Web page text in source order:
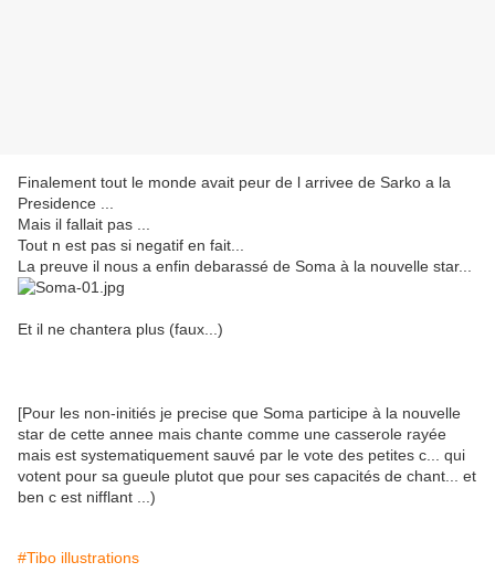
Finalement tout le monde avait peur de l arrivee de Sarko a la
Presidence ...
Mais il fallait pas ...
Tout n est pas si negatif en fait...
La preuve il nous a enfin debarassé de Soma à la nouvelle star...
Et il ne chantera plus (faux...)
[Pour les non-initiés je precise que Soma participe à la nouvelle
star de cette annee mais chante comme une casserole rayée
mais est systematiquement sauvé par le vote des petites c... qui
votent pour sa gueule plutot que pour ses capacités de chant... et
ben c est nifflant ...)
#Tibo illustrations